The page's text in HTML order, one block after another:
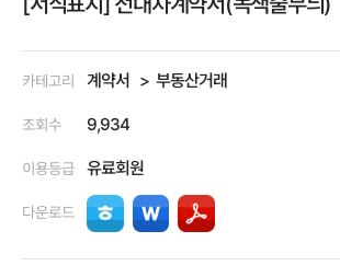
카테고리 계약서 부동산거래
조회수 9,934
이용등급 유료회원
다운로드